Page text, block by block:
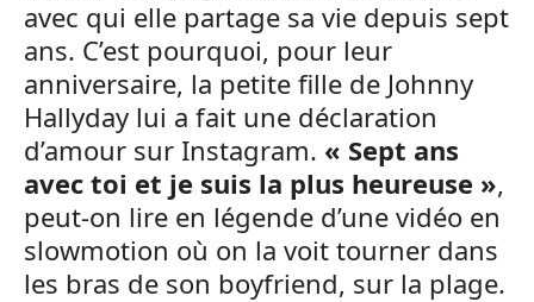
avec qui elle partage sa vie depuis sept
ans. C’est pourquoi, pour leur
anniversaire, la petite fille de Johnny
Hallyday lui a fait une déclaration
d’amour sur Instagram. « Sept ans
avec toi et je suis la plus heureuse »,
peut-on lire en légende d’une vidéo en
slowmotion où on la voit tourner dans
les bras de son boyfriend, sur la plage.